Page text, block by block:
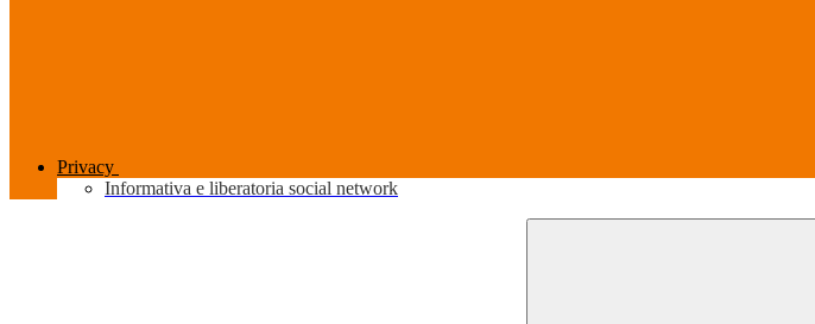
Privacy
Informativa e liberatoria social network